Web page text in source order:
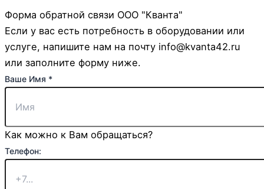
Форма обратной связи ООО "Кванта"
Если у вас есть потребность в оборудовании или
услуге, напишите нам на почту info@kvanta42.ru
или заполните форму ниже.
Ваше Имя *
Как можно к Вам обращаться?
Телефон:
Ваше
Телефон: